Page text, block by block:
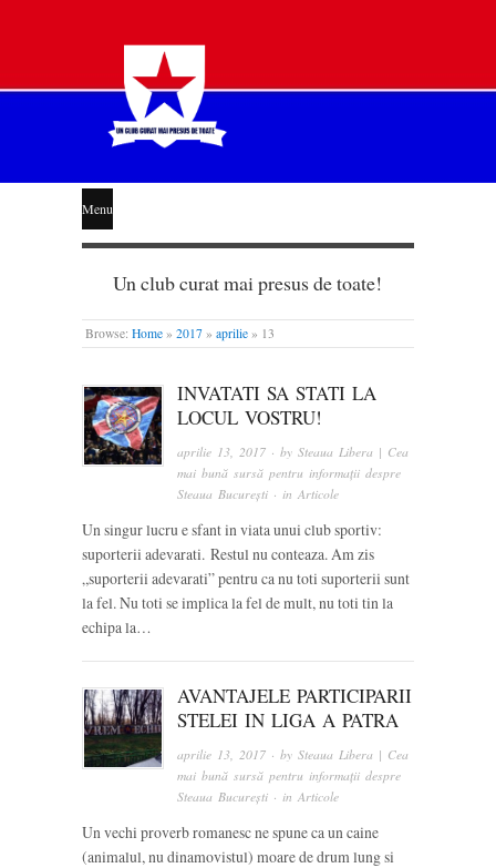
STEAUA
LIBERĂ
Menu
Un club curat mai presus de toate!
Browse: Home » 2017 » aprilie » 13
INVATATI SA STATI LA
LOCUL VOSTRU!
aprilie 13, 2017 · bySteaua Libera | Cea
mai bună sursă pentru informații despre
Steaua București · inArticole
Un singur lucru e sfant in viata unui club sportiv:
suporterii adevarati. Restul nu conteaza. Am zis
„suporterii adevarati” pentru ca nu toti suporterii sunt
la fel. Nu toti se implica la fel de mult, nu toti tin la
echipa la…
AVANTAJELE PARTICIPARII
STELEI IN LIGA A PATRA
aprilie 13, 2017 · bySteaua Libera | Cea
mai bună sursă pentru informații despre
Steaua București · inArticole
Un vechi proverb romanesc ne spune ca un caine
(animalul, nu dinamovistul) moare de drum lung si